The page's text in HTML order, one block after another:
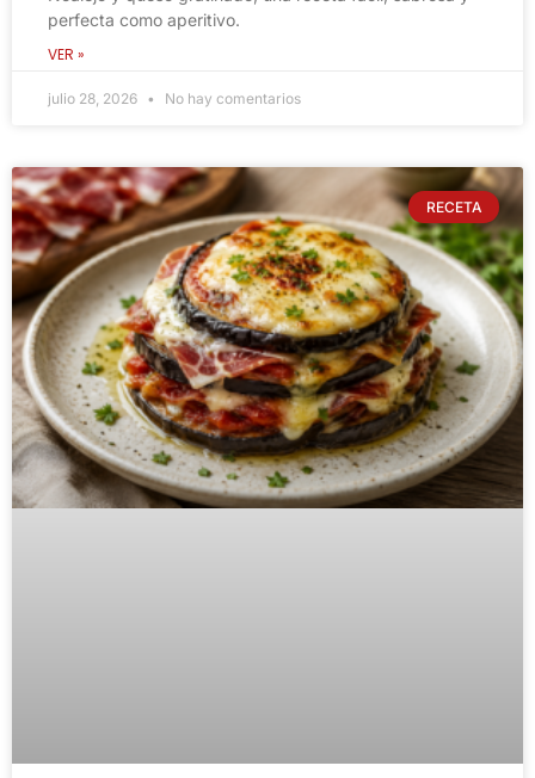
perfecta como aperitivo.
VER »
julio 28, 2026 No hay comentarios
RECETA